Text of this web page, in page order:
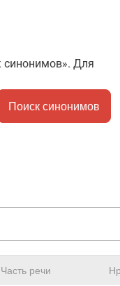
синонимов». Для
Поиск синонимов
Часть речи